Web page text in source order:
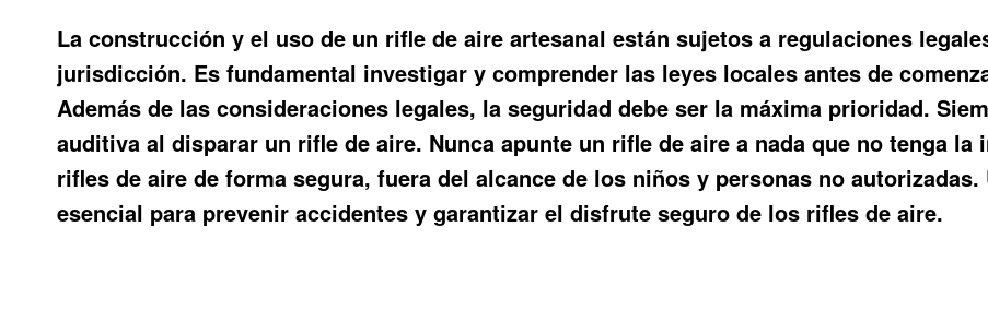
La construcción y el uso de un rifle de aire artesanal están sujetos a regulaciones
jurisdicción. Es fundamental investigar y comprender las leyes locales antes de
Además de las consideraciones legales, la seguridad debe ser la máxima prioridad.
auditiva al disparar un rifle de aire. Nunca apunte un rifle de aire a nada que no tenga
rifles de aire de forma segura, fuera del alcance de los niños y personas no
esencial para prevenir accidentes y garantizar el disfrute seguro de los rifles de aire.